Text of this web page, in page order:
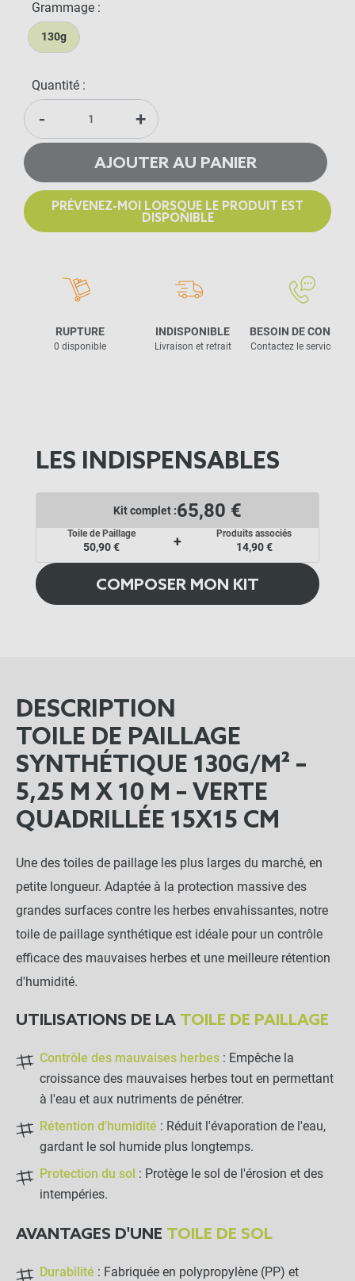
Grammage :
130g
Quantité :
- +
AJOUTER AU PANIER
PRÉVENEZ-MOI LORSQUE LE PRODUIT EST
DISPONIBLE
RUPTURE
0 disponible
INDISPONIBLE
Livraison et retrait
BESOIN DE CONSEIL
Contactez le service
LES INDISPENSABLES
Kit complet :65,80 €
Toile de Paillage
50,90 € +
Produits associés
14,90 €
COMPOSER MON KIT
DESCRIPTION
TOILE DE PAILLAGE
SYNTHÉTIQUE 130G/M² –
5,25 M X 10 M – VERTE
QUADRILLÉE 15X15 CM
Une des toiles de paillage les plus larges du marché, en
petite longueur. Adaptée à la protection massive des
grandes surfaces contre les herbes envahissantes, notre
toile de paillage synthétique est idéale pour un contrôle
efficace des mauvaises herbes et une meilleure rétention
d'humidité.
UTILISATIONS DE LA TOILE DE PAILLAGE
Contrôle des mauvaises herbes : Empêche la
croissance des mauvaises herbes tout en permettant
à l'eau et aux nutriments de pénétrer.
Rétention d'humidité : Réduit l'évaporation de l'eau,
gardant le sol humide plus longtemps.
Protection du sol : Protège le sol de l'érosion et des
intempéries.
AVANTAGES D'UNE TOILE DE SOL
Durabilité : Fabriquée en polypropylène (PP) et